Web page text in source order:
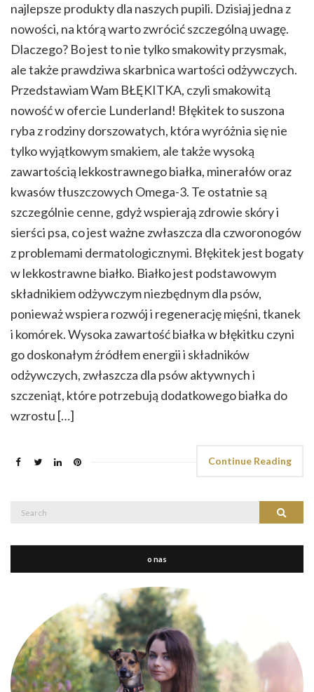
najlepsze produkty dla naszych pupili. Dzisiaj jedna z
nowości, na którą warto zwrócić szczególną uwagę.
Dlaczego? Bo jest to nie tylko smakowity przysmak,
ale także prawdziwa skarbnica wartości odżywczych.
Przedstawiam Wam BŁĘKITKA, czyli smakowitą
nowość w ofercie Lunderland! Błękitek to suszona
ryba z rodziny dorszowatych, która wyróżnia się nie
tylko wyjątkowym smakiem, ale także wysoką
zawartością lekkostrawnego białka, minerałów oraz
kwasów tłuszczowych Omega-3. Te ostatnie są
szczególnie cenne, gdyż wspierają zdrowie skóry i
sierści psa, co jest ważne zwłaszcza dla czworonogów
z problemami dermatologicznymi. Błękitek jest bogaty
w lekkostrawne białko. Białko jest podstawowym
składnikiem odżywczym niezbędnym dla psów,
ponieważ wspiera rozwój i regenerację mięśni, tkanek
i komórek. Wysoka zawartość białka w błękitku czyni
go doskonałym źródłem energii i składników
odżywczych, zwłaszcza dla psów aktywnych i
szczeniąt, które potrzebują dodatkowego białka do
wzrostu […]
Continue Reading
Search
Search
o nas